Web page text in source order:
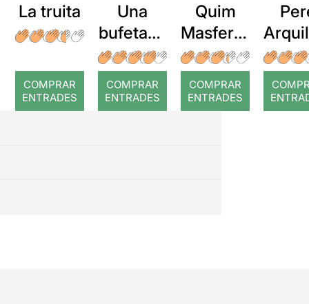
La truita
COMPRAR
ENTRADES
Una
bufetada
a temps
COMPRAR
ENTRADES
Quim
Masferre
r: Temps
COMPRAR
ENTRADES
: